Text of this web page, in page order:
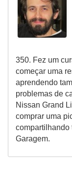
350. Fez um
começar uma
aprendendo
problemas de
Nissan Grand
comprar uma
compartilhando
Garagem.